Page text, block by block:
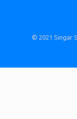
© 2021 Singar